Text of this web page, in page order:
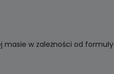
masie w zależności od formuły